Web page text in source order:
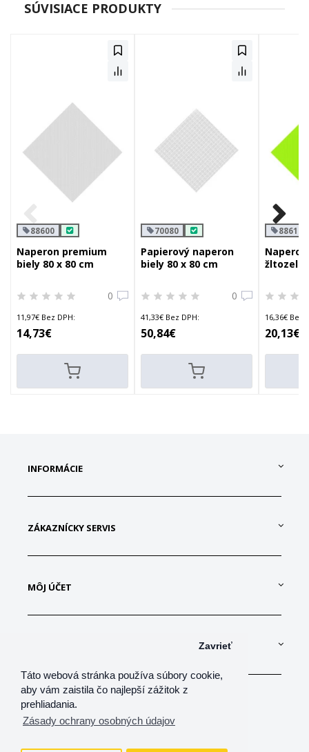
Táto webová stránka používa súbory cookie,
aby vám zaistila čo najlepší zážitok z
prehliadania.
Zásady ochrany osobných údajov
Zavrieť
SÚVISIACE PRODUKTY
88600
Naperon premium
biely 80 x 80 cm
0
11,97€ Bez DPH:
14,73€
70080
Papierový naperon
biely 80 x 80 cm
0
41,33€ Bez DPH:
50,84€
88617
16,36€ Bez
20,13€
INFORMÁCIE
ZÁKAZNÍCKY SERVIS
MÔJ ÚČET